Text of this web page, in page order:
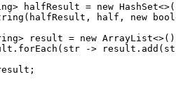
halfResult =
new HashSet
half,
new
result =
new ArrayList
->